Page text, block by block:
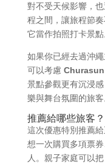
對不受天候影響，
程之間，讓旅程節
它當作拍照打卡景點
如果你已經去過沖
可以考慮 Churasun
景點參觀更有沉浸
樂與舞台氛圍的旅客
推薦給哪些旅客？
這次優惠特別推薦
想一次購買多項票
人。親子家庭可以